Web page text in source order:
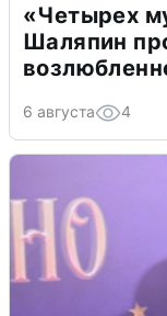
«Четырех
Шаляпин
6 августа 4